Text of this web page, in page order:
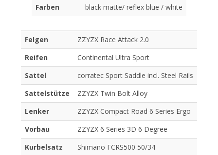
Farben
black matte/ reflex blue / white
Felgen
ZZYZX Race Attack 2.0
Reifen
Continental Ultra Sport
Sattel
corratec Sport Saddle incl. Steel Rails
Sattelstütze
ZZYZX Twin Bolt Alloy
Lenker
ZZYZX Compact Road 6 Series Ergo
Vorbau
ZZYZX 6 Series 3D 6 Degree
Kurbelsatz
Shimano FCRS500 50/34